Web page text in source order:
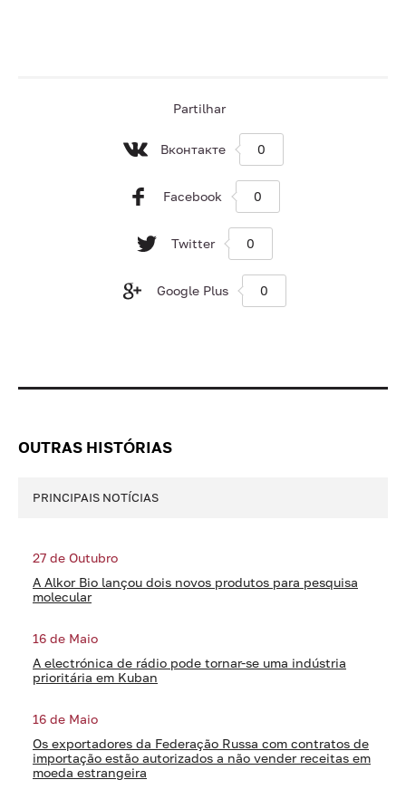
Partilhar
Вконтакте 0
Facebook 0
Twitter 0
Google Plus 0
OUTRAS HISTÓRIAS
PRINCIPAIS NOTÍCIAS
27 de Outubro
A Alkor Bio lançou dois novos produtos para pesquisa
molecular
16 de Maio
A electrónica de rádio pode tornar-se uma indústria
prioritária em Kuban
16 de Maio
Os exportadores da Federação Russa com contratos de
importação estão autorizados a não vender receitas em
moeda estrangeira